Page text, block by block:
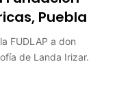
Puebla
FUDLAP a don
de Landa Irizar.